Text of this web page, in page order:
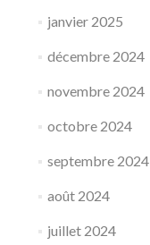
janvier 2025
décembre 2024
novembre 2024
octobre 2024
septembre 2024
août 2024
juillet 2024